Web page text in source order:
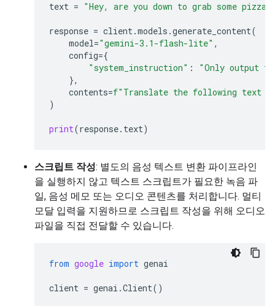
text = "Hey, are you down to grab some
response = client.models .generate_content(
model="gemini-3.1-flash-lite" ,
config={
"system_instruction" :
"Only output
},
contents=f"Translate the following text
)
print(response. text)
스크립트 작성: 별도의 음성 텍스트 변환 파이프라인
을 실행하지 않고 텍스트 스크립트가 필요한 녹음 파
일, 음성 메모 또는 오디오 콘텐츠를 처리합니다. 멀티
모달 입력을 지원하므로 스크립트 작성을 위해 오디오
파일을 직접 전달할 수 있습니다.
from google import genai
client = genai .Client()